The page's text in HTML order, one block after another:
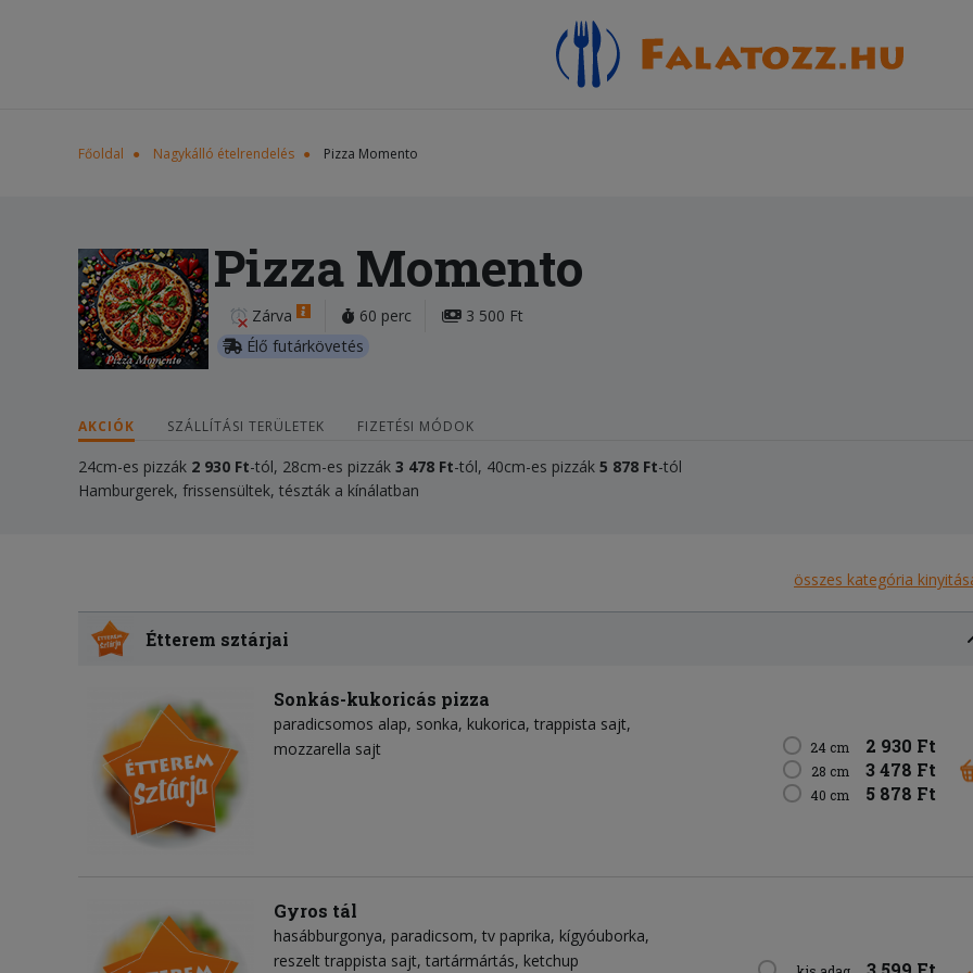
Főoldal Nagykálló ételrendelés Pizza Momento
Pizza Momento
Zárva 60 perc
3 500 Ft
Élő futárkövetés
AKCIÓK SZÁLLÍTÁSI TERÜLETEK FIZETÉSI MÓDOK
24cm-es pizzák 2 930 Ft-tól, 28cm-es pizzák 3 478 Ft-tól, 40cm-es pizzák 5 878 Ft-tól
Hamburgerek, frissensültek, tészták a kínálatban
összes kategória
Étterem sztárjai
Sonkás-kukoricás pizza
paradicsomos alap sonka kukorica trappista sajt
mozzarella sajt
24 cm 2 930 Ft
28 cm 3 478 Ft
40 cm 5 878 Ft
Gyros tál
hasábburgonya paradicsom tv paprika kígyóuborka
reszelt trappista sajt tartármártás ketchup